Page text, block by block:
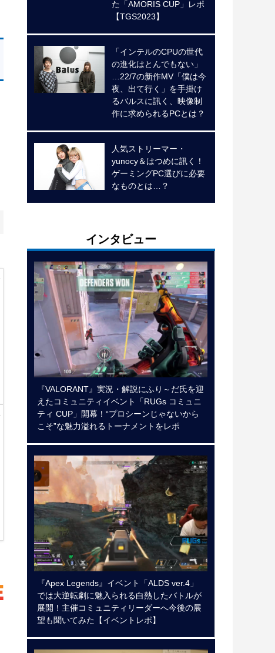
た「AMORIS CUP」レポ
【TGS2023】
「インテルのCPUの世代
の進化はとんでもない」
…22/7の新作MV「僕は今
夜、出て行く」を手掛け
るバルスに訊く、映像制
作に求められるPCとは？
人気ストリーマー・
yunocy＆はつめに訊く！
ゲーミングPC選びに必要
なものとは…？
インタビュー
『VALORANT』実況・解説にふり～だ氏を迎
えたコミュニティイベント「RUGs コミュニ
ティ CUP」開幕！“プロシーンじゃないから
こそ”な魅力溢れるトーナメントをレポ
『Apex Legends』イベント「ALDS ver.4」
では大逆転劇に魅入られる白熱したバトルが
展開！主催コミュニティリーダーへ今後の展
望も聞いてみた【イベントレポ】